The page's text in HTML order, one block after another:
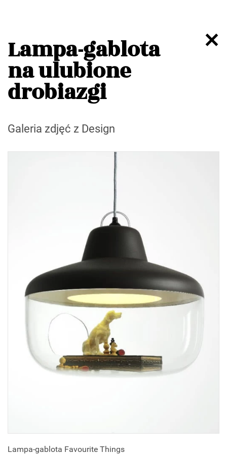
Lampa-gablota
na ulubione
drobiazgi
Galeria zdjęć z Design
Lampa-gablota Favourite Things